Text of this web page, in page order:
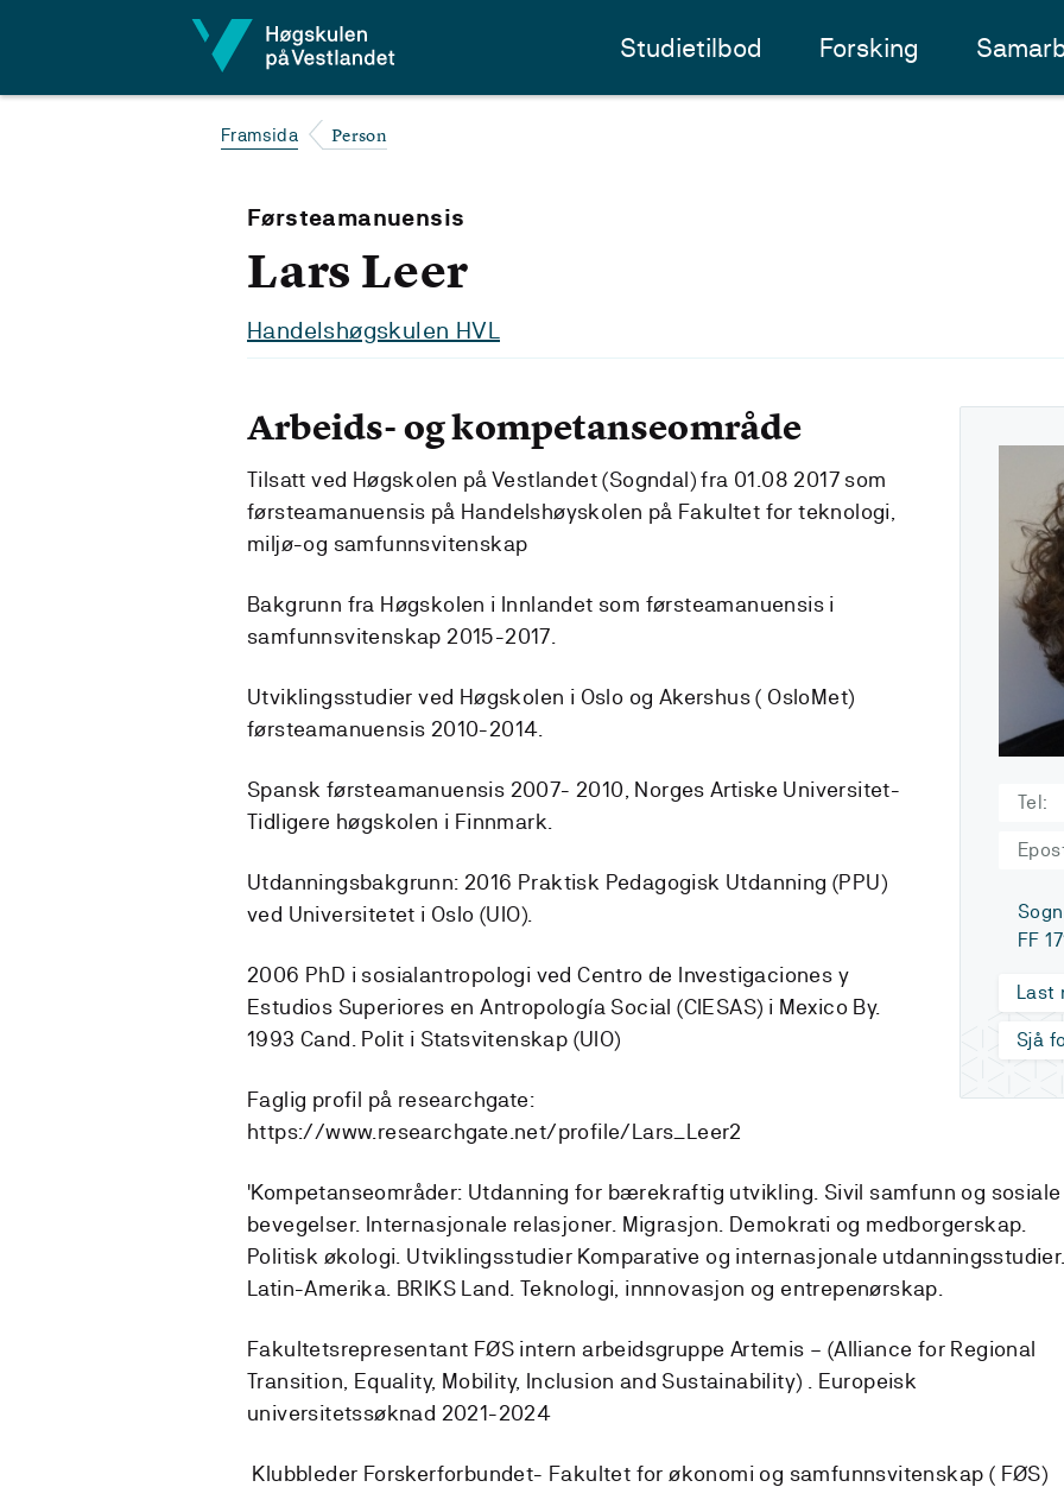
Studietilbod Forsking
Framsida Person
Førsteamanuensis
Lars Leer
Handelshøgskulen HVL
Tel:
FF
Last
Sjå
Arbeids- og kompetanseområde
Tilsatt ved Høgskolen på Vestlandet (Sogndal) fra 01.08 2017 som
førsteamanuensis på Handelshøyskolen på Fakultet for teknologi,
miljø-og samfunnsvitenskap
Bakgrunn fra Høgskolen i Innlandet som førsteamanuensis i
samfunnsvitenskap 2015-2017.
Utviklingsstudier ved Høgskolen i Oslo og Akershus ( OsloMet)
førsteamanuensis 2010-2014.
Spansk førsteamanuensis 2007- 2010, Norges Artiske Universitet-
Tidligere høgskolen i Finnmark.
Utdanningsbakgrunn: 2016 Praktisk Pedagogisk Utdanning (PPU)
ved Universitetet i Oslo (UIO).
2006 PhD i sosialantropologi ved Centro de Investigaciones y
Estudios Superiores en Antropología Social (CIESAS) i Mexico By.
1993 Cand. Polit i Statsvitenskap (UIO)
Faglig profil på researchgate:
https://www.researchgate.net/profile/Lars_Leer2
'Kompetanseområder: Utdanning for bærekraftig utvikling. Sivil samfunn og sosiale
bevegelser. Internasjonale relasjoner. Migrasjon. Demokrati og medborgerskap.
Politisk økologi. Utviklingsstudier Komparative og internasjonale
Latin-Amerika. BRIKS Land. Teknologi, innnovasjon og entrepenørskap.
Fakultetsrepresentant FØS intern arbeidsgruppe Artemis – (Alliance for Regional
Transition, Equality, Mobility, Inclusion and Sustainability) . Europeisk
universitetssøknad 2021-2024
Klubbleder Forskerforbundet- Fakultet for økonomi og samfunnsvitenskap ( FØS)